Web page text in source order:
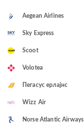
Aegean Airlines
Sky Express
Scoot
Volotea
Пегасус ерлајнс
Wizz Air
Norse Atlantic Airways